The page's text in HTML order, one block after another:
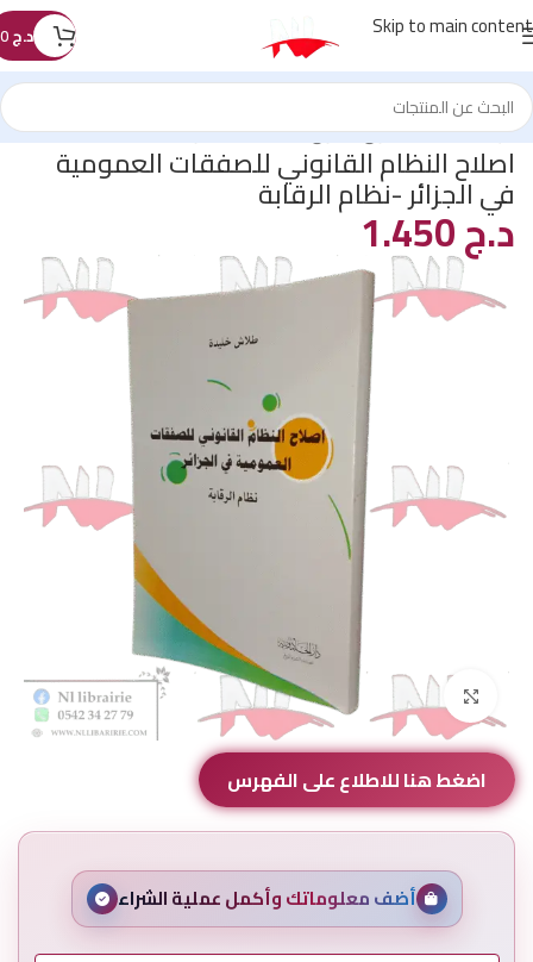
Skip to main content د.ج
الرئيسية/كتب القانون/قانون الصفقات العمومية
اصلاح النظام القانوني للصفقات العمومية
في الجزائر -نظام الرقابة
د.ج
Click to enlarge
اضغط هنا للاطلاع على الفهرس
أضف معلوماتك وأكمل عملية الشراء